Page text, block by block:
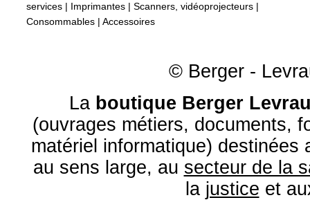
services
Imprimantes Scanners, vidéoprojecteurs
Consommables
Accessoires
© Berger -
La boutique Berger
(ouvrages métiers, documents,
matériel informatique) destinées
au sens large, au secteur de la
la justice et